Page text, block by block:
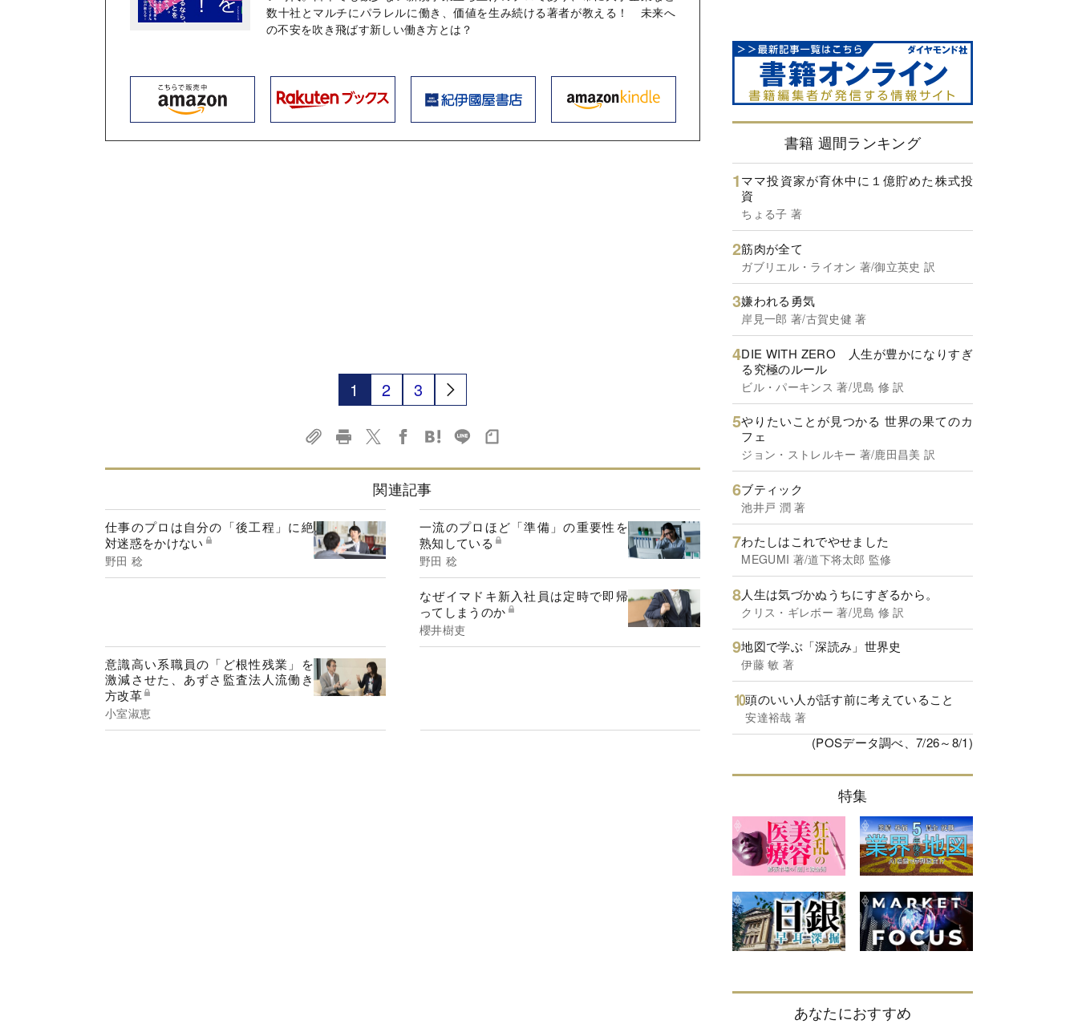
数十社とマルチにパラレルに働き、価値を生み続ける著者が教える！ 未来へ
の不安を吹き飛ばす新しい働き方とは？
1 2 3
関連記事
仕事のプロは自分の「後工程」に絶
対迷惑をかけない
野田 稔
一流のプロほど「準備」の重要性を
熟知している
野田 稔
なぜイマドキ新入社員は定時で即帰
ってしまうのか
櫻井樹吏
意識高い系職員の「ど根性残業」を
激減させた、あずさ監査法人流働き
方改革
小室淑恵
書籍 週間ランキング
ママ投資家が育休中に１億貯めた株式投
資
ちょる子 著
筋肉が全て
ガブリエル・ライオン 著/御立英史 訳
嫌われる勇気
岸見一郎 著/古賀史健 著
DIE WITH ZERO 人生が豊かになりすぎ
る究極のルール
ビル・パーキンス 著/児島 修 訳
やりたいことが見つかる 世界の果てのカ
フェ
ジョン・ストレルキー 著/鹿田昌美 訳
ブティック
池井戸 潤 著
わたしはこれでやせました
MEGUMI 著/道下将太郎 監修
人生は気づかぬうちにすぎるから。
クリス・ギレボー 著/児島 修 訳
地図で学ぶ「深読み」世界史
伊藤 敏 著
頭のいい人が話す前に考えていること
安達裕哉 著
(POSデータ調べ、7/26～8/1)
特集
あなたにおすすめ